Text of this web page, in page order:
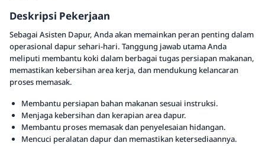
Deskripsi Pekerjaan
Sebagai Asisten Dapur, Anda akan memainkan peran penting dalam
operasional dapur sehari-hari. Tanggung jawab utama Anda
meliputi membantu koki dalam berbagai tugas persiapan makanan,
memastikan kebersihan area kerja, dan mendukung kelancaran
proses memasak.
Membantu persiapan bahan makanan sesuai instruksi.
Menjaga kebersihan dan kerapian area dapur.
Membantu proses memasak dan penyelesaian hidangan.
Mencuci peralatan dapur dan memastikan ketersediaannya.